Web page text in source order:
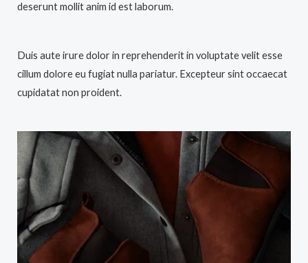
deserunt mollit anim id est laborum.
Duis aute irure dolor in reprehenderit in voluptate velit esse
cillum dolore eu fugiat nulla pariatur. Excepteur sint occaecat
cupidatat non proident.